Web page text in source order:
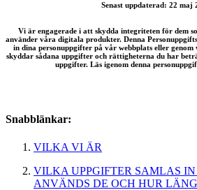
Senast uppdaterad: 22 maj
Vi är engagerade i att skydda integriteten för dem
använder våra digitala produkter. Denna
in dina personuppgifter på vår webbplats eller
skyddar sådana uppgifter och rättigheterna du har
uppgifter. Läs igenom denna
Snabblänkar:
VILKA VI ÄR
VILKA UPPGIFTER SAMLAS
ANVÄNDS DE OCH HUR